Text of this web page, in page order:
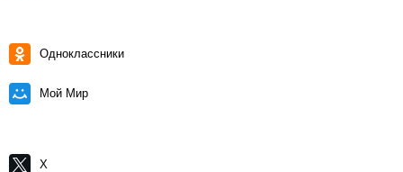
Одноклассники
Мой Мир
X